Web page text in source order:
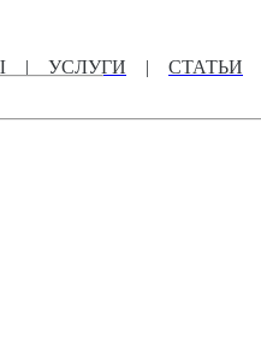
| УСЛУГИ | СТАТЬИ